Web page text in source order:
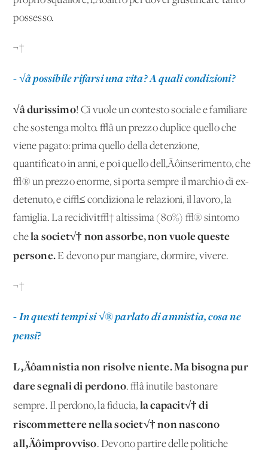
possesso.
¬†
- √â possibile rifarsi una vita? A quali condizioni?
√â durissimo! Ci vuole un contesto sociale e familiare
che sostenga molto. √â un prezzo duplice quello che
viene pagato: prima quello della detenzione,
quantificato in anni, e poi quello dell‚Äôinserimento, che
√® un prezzo enorme, si porta sempre il marchio di ex-
detenuto, e ci√≤ condiziona le relazioni, il lavoro, la
famiglia. La recidivit√† altissima (80%) √® sintomo
chela societ√† non assorbe, non vuole queste
persone.E devono pur mangiare, dormire, vivere.
¬†
- In questi tempi si √® parlato di amnistia, cosa ne
pensi?
L‚Äôamnistia non risolve niente. Ma bisogna pur
dare segnali di perdono. √â inutile bastonare
sempre. Il perdono, la fiducia, la capacit√† di
riscommettere nella societ√† non nascono
all‚Äôimprovviso. Devono partire delle politiche